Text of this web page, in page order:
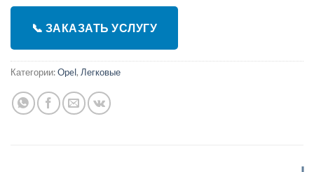
📞 ЗАКАЗАТЬ УСЛУГУ
Категории:Opel, Легковые